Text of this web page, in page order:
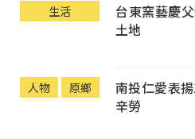
生活
台東窯藝慶
土地
人物 原鄉
南投仁愛表
辛勞